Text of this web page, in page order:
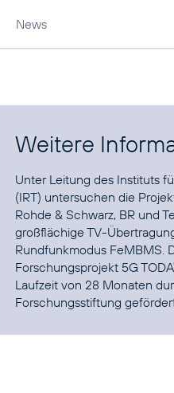
News
Weitere
Unter Leitung des Instituts
(IRT) untersuchen die
Rohde & Schwarz, BR und
großflächige TV-
Rundfunkmodus FeMBMS.
Forschungsprojekt 5G
Laufzeit von 28 Monaten
Forschungsstiftung